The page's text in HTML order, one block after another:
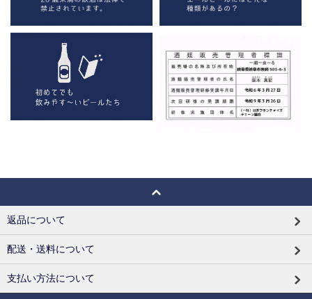
返品について
配送・送料について
支払い方法について